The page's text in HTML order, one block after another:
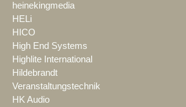
heinekingmedia
HELi
HICO
High End Systems
Highlite International
Hildebrandt
Veranstaltungstechnik
HK Audio